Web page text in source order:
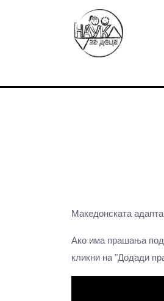
Македонската
Ако има прашања под
кликни на "Додади